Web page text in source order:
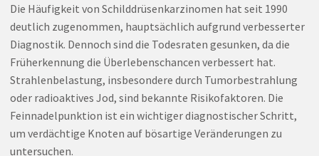
Die Häufigkeit von Schilddrüsenkarzinomen hat seit 1990
deutlich zugenommen, hauptsächlich aufgrund verbesserter
Diagnostik. Dennoch sind die Todesraten gesunken, da die
Früherkennung die Überlebenschancen verbessert hat.
Strahlenbelastung, insbesondere durch Tumorbestrahlung
oder radioaktives Jod, sind bekannte Risikofaktoren. Die
Feinnadelpunktion ist ein wichtiger diagnostischer Schritt,
um verdächtige Knoten auf bösartige Veränderungen zu
untersuchen.